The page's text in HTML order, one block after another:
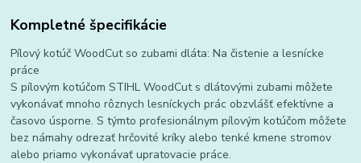
Kompletné špecifikácie
Pílový kotúč WoodCut so zubami dláta: Na čistenie a lesnícke
práce
S pílovým kotúčom STIHL WoodCut s dlátovými zubami môžete
vykonávať mnoho rôznych lesníckych prác obzvlášť efektívne a
časovo úsporne. S týmto profesionálnym pílovým kotúčom môžete
bez námahy odrezať hrčovité kríky alebo tenké kmene stromov
alebo priamo vykonávať upratovacie práce.